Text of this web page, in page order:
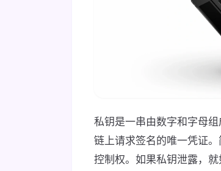
私钥是一串由数字和字母
链上请求签名的唯一凭证
控制权。如果私钥泄露，